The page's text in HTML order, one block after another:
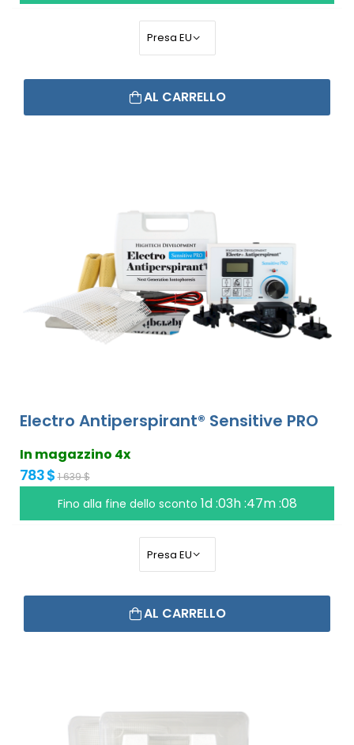
AL CARRELLO
Electro Antiperspirant® Sensitive PRO
In magazzino 4x
783 $ 1 639 $
Fino alla fine dello sconto 1d :03h :47m :07
AL CARRELLO